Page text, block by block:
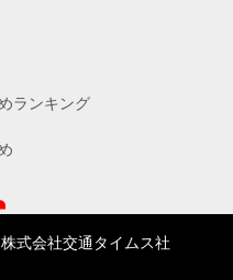
ランキング
式会社交通タイムス社